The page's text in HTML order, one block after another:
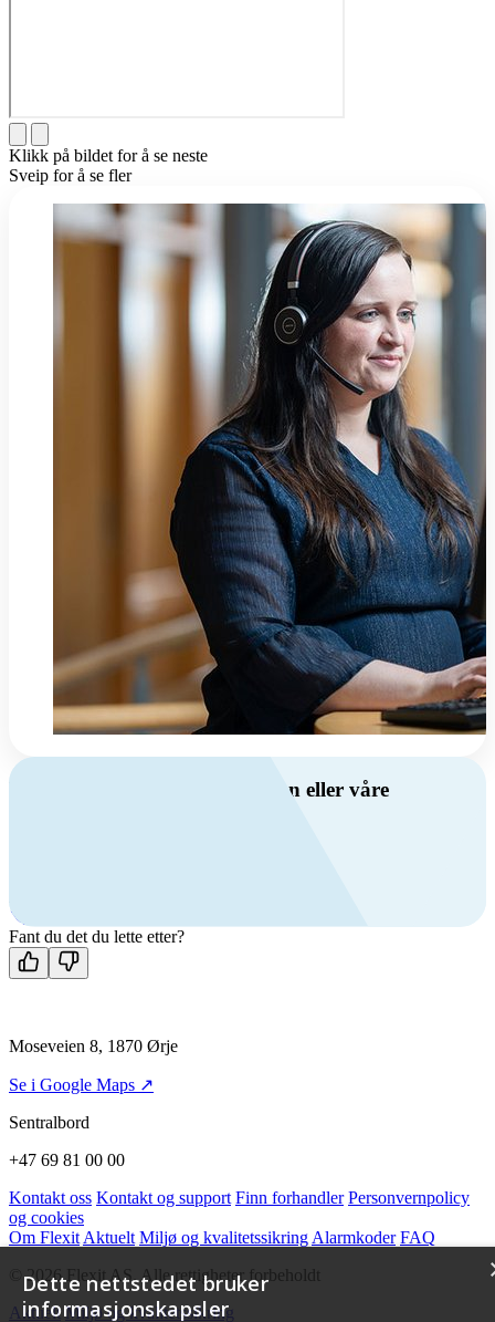
Klikk på bildet for å se neste
Sveip for å se fler
Har du spørsmål om ventilasjon eller våre
Kontakt oss
Fant du det du lette etter?
Moseveien 8, 1870 Ørje
Se i Google Maps ↗
Sentralbord
+47 69 81 00 00
Kontakt oss Kontakt og support Finn forhandler Personvernpolicy
og cookies
Om Flexit Aktuelt Miljø og kvalitetssikring Alarmkoder FAQ
© 2026 Flexit AS. Alle rettigheter forbeholdt
Aktuelt Miljø og kvalitetssikring
Dette nettstedet bruker
informasjonskapsler